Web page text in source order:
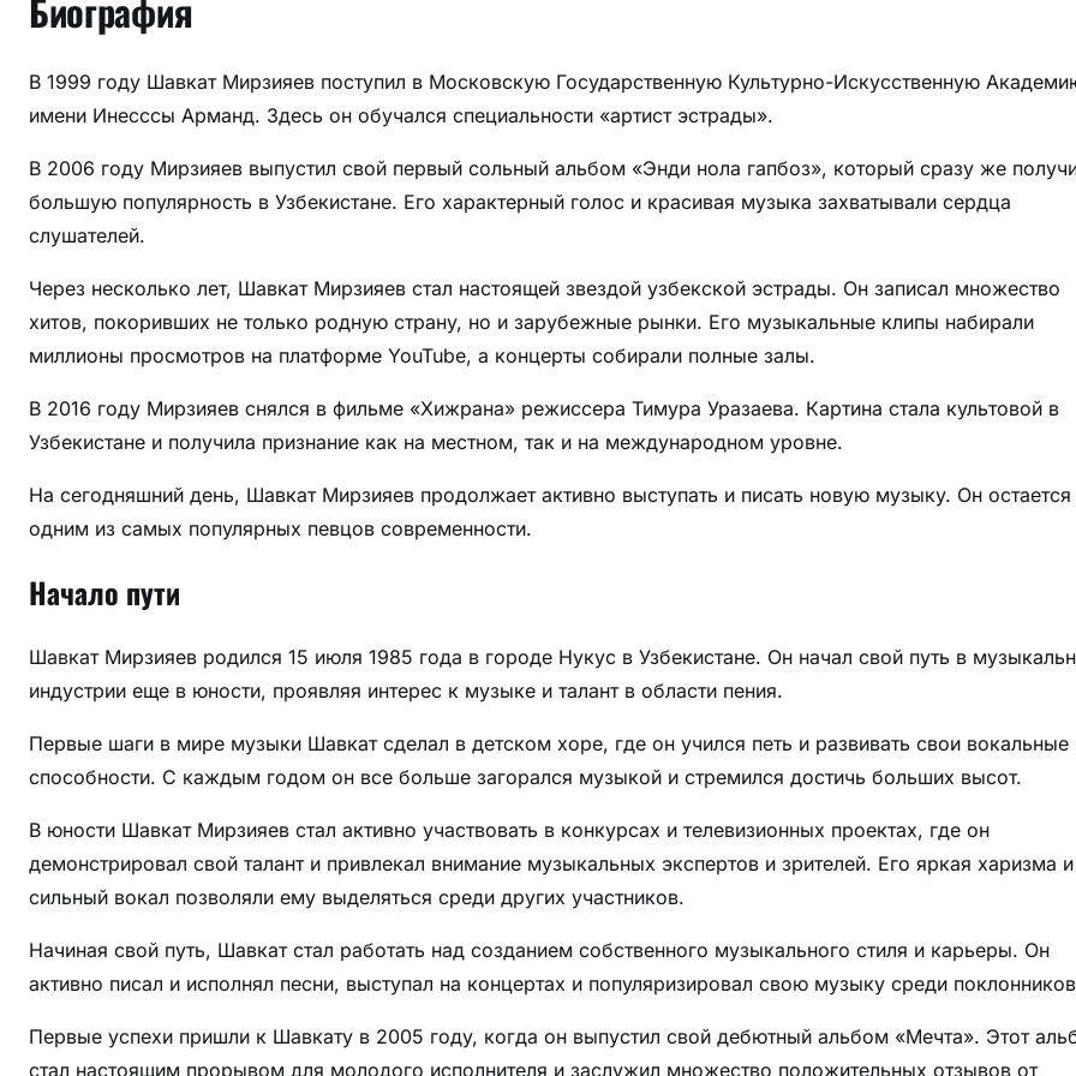
Биография
В 1999 году Шавкат Мирзияев поступил в Московскую Государственную Культурно-Искусственную
имени Инесссы Арманд. Здесь он обучался специальности «артист эстрады».
В 2006 году Мирзияев выпустил свой первый сольный альбом «Энди нола гапбоз», который сразу же
большую популярность в Узбекистане. Его характерный голос и красивая музыка захватывали сердца
слушателей.
Через несколько лет, Шавкат Мирзияев стал настоящей звездой узбекской эстрады. Он записал множество
хитов, покоривших не только родную страну, но и зарубежные рынки. Его музыкальные клипы набирали
миллионы просмотров на платформе YouTube, а концерты собирали полные залы.
В 2016 году Мирзияев снялся в фильме «Хижрана» режиссера Тимура Уразаева. Картина стала культовой в
Узбекистане и получила признание как на местном, так и на международном уровне.
На сегодняшний день, Шавкат Мирзияев продолжает активно выступать и писать новую музыку. Он остается
одним из самых популярных певцов современности.
Начало пути
Шавкат Мирзияев родился 15 июля 1985 года в городе Нукус в Узбекистане. Он начал свой путь в
индустрии еще в юности, проявляя интерес к музыке и талант в области пения.
Первые шаги в мире музыки Шавкат сделал в детском хоре, где он учился петь и развивать свои вокальные
способности. С каждым годом он все больше загорался музыкой и стремился достичь больших высот.
В юности Шавкат Мирзияев стал активно участвовать в конкурсах и телевизионных проектах, где он
демонстрировал свой талант и привлекал внимание музыкальных экспертов и зрителей. Его яркая харизма и
сильный вокал позволяли ему выделяться среди других участников.
Начиная свой путь, Шавкат стал работать над созданием собственного музыкального стиля и карьеры. Он
активно писал и исполнял песни, выступал на концертах и популяризировал свою музыку среди
Первые успехи пришли к Шавкату в 2005 году, когда он выпустил свой дебютный альбом «Мечта». Этот
стал настоящим прорывом для молодого исполнителя и заслужил множество положительных отзывов от